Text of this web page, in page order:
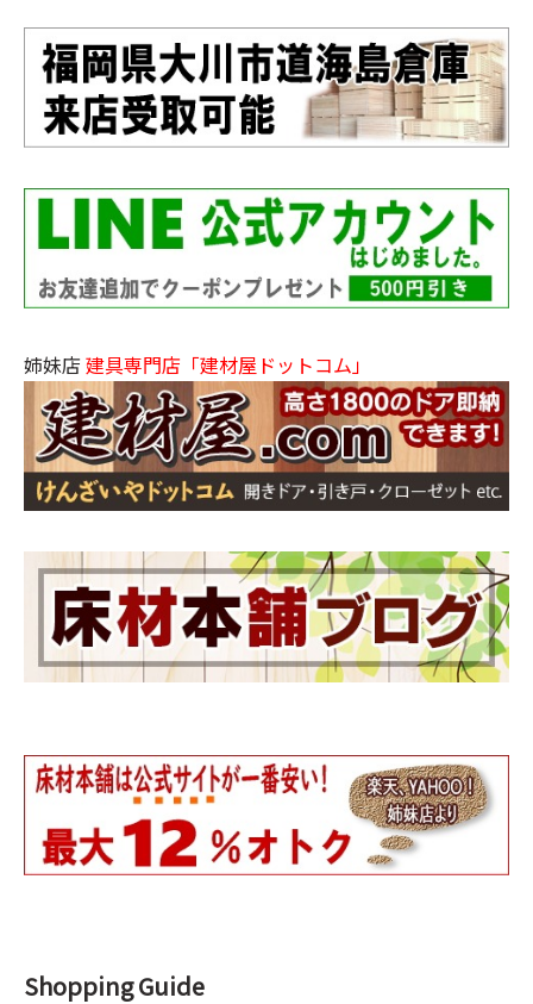
姉妹店 建具専門店「建材屋ドットコム」
Shopping Guide